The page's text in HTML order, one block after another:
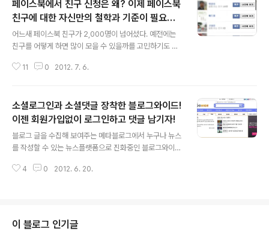
페이스북에서 친구 신청은 왜? 이제 페이스북
친구에 대한 자신만의 철학과 기준이 필요하
지 않을까?
어느새 페이스북 친구가 2,000명이 넘어섰다. 예전에는
친구를 어떻게 하면 많이 모을 수 있을까를 고민하기도 했
서 최근에는 친구신청이 들어와도 대부분 바로 수락하지
할 수 있는 일이 있을 것 같은 사람이 친구신청을 한다면 심
사숙고한 이후에 친구 신청을 받기도 한다. 그러면서 무언
가 이 사람이 나에게 어떤 제안을 해오는 건 아닌지 내심 기
대하기도 한다. 그런데 말이다.. 대부분은.. 정말 대부분의
언가 커뮤니케이션을 하기 위해 친구 신청한 것 아니었나?
11 0 2012. 7. 6.
소셜로그인과 소셜댓글 장착한 블로그와이드!
이젠 회원가입없이 로그인하고 댓글 남기자!
블로그 글을 수집해 보여주는 메타블로그에서 누구나 뉴스
를 작성할 수 있는 뉴스플랫폼으로 진화중인 블로그와이드
했다. 소셜로그인은 별도의 회원가입없이 페이스북, 트위
워크 서비스를 플랫폼의 반열에 올려놓았다 해도 과언이
아니다. 블로그와이드(www.blogwide.kr)에 접속해 보
4 0 2012. 6. 20.
이 블로그 인기글